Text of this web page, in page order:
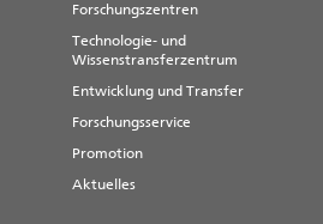
Forschungszentren
Technologie- und
Wissenstransferzentrum
Entwicklung und Transfer
Forschungsservice
Promotion
Aktuelles